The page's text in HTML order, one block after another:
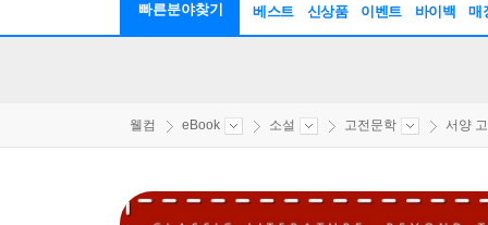
빠른분야찾기 베스트 신상품 이벤트 바이백 매
웰컴 eBook 소설 고전문학 서양